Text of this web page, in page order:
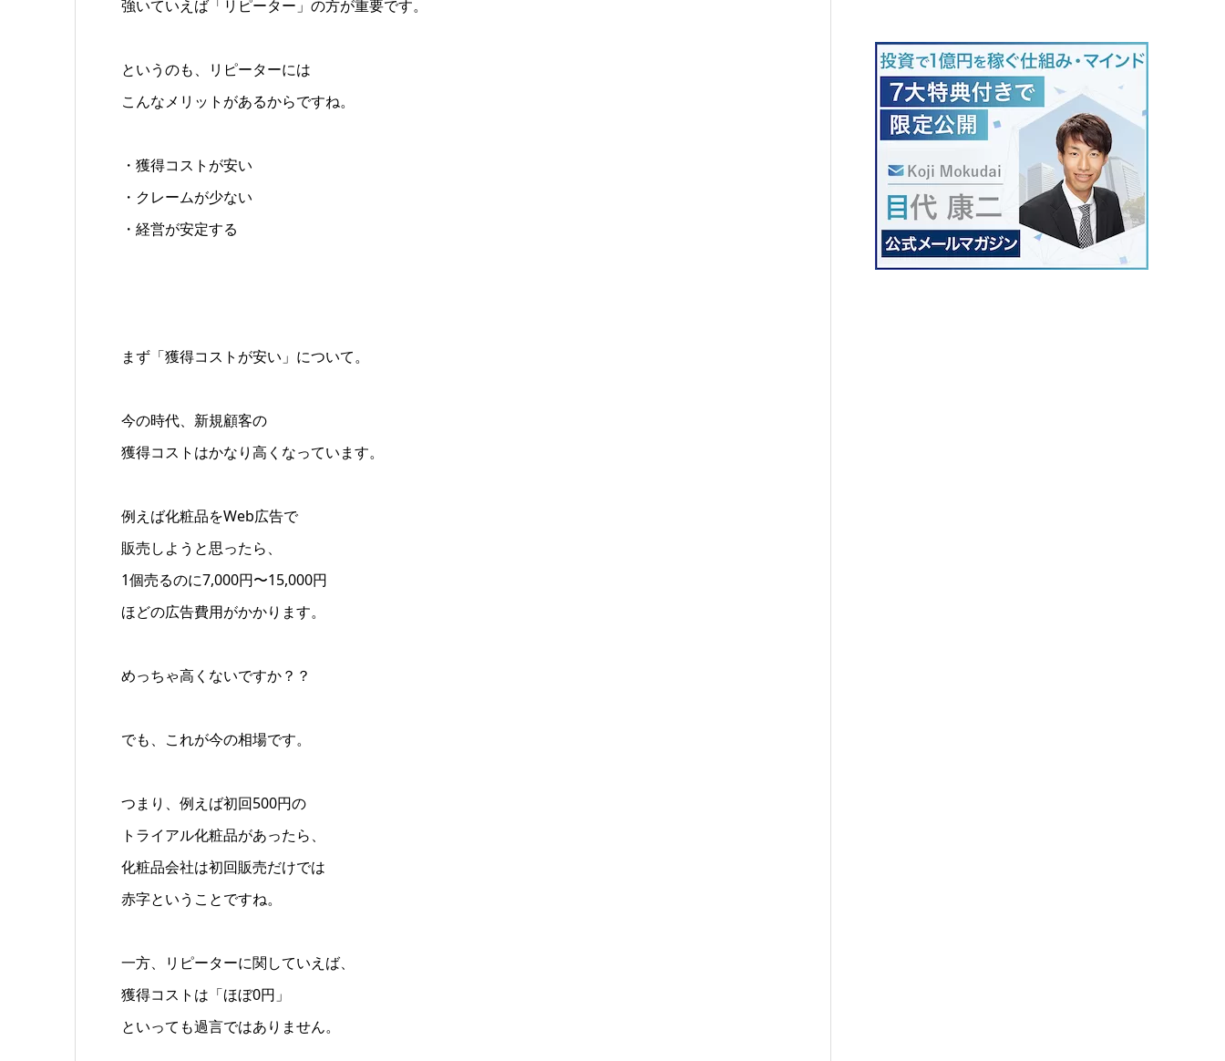
強いていえば「リピーター」の方が重要です。
というのも、リピーターには
こんなメリットがあるからですね。
・獲得コストが安い
・クレームが少ない
・経営が安定する
まず「獲得コストが安い」について。
今の時代、新規顧客の
獲得コストはかなり高くなっています。
例えば化粧品をWeb広告で
販売しようと思ったら、
1個売るのに7,000円〜15,000円
ほどの広告費用がかかります。
めっちゃ高くないですか？？
でも、これが今の相場です。
つまり、例えば初回500円の
トライアル化粧品があったら、
化粧品会社は初回販売だけでは
赤字ということですね。
一方、リピーターに関していえば、
獲得コストは「ほぼ0円」
といっても過言ではありません。